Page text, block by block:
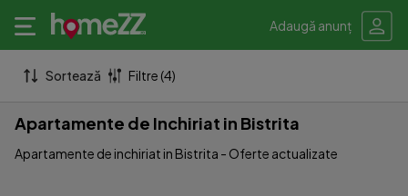
Adaugă anunț
Sortează Filtre (4)
Apartamente de Inchiriat in Bistrita
Apartamente de inchiriat in Bistrita - Oferte actualizate